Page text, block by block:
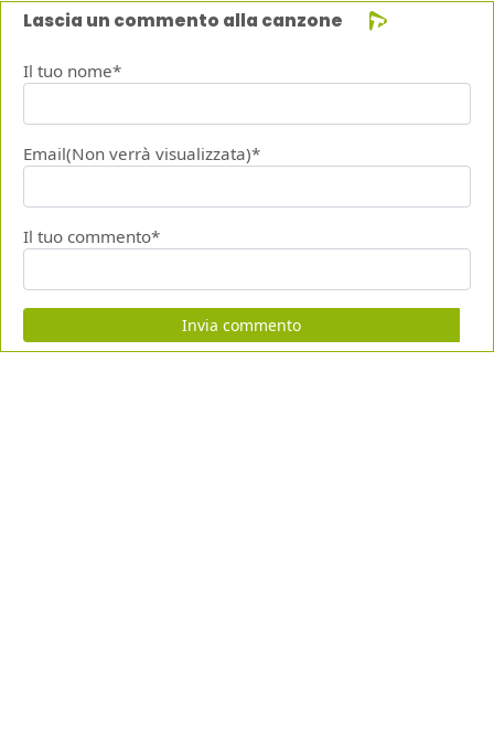
Lascia un commento alla canzone
Il tuo nome*
Email(Non verrà visualizzata)*
Il tuo commento*
Invia commento